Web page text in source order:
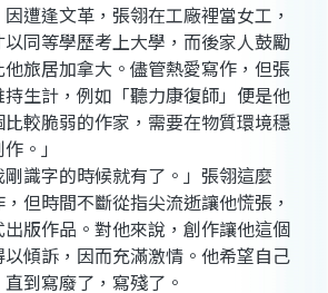
逢文革，張翎在工廠裡當女工，
同等學歷考上大學，而後家人鼓勵
旅居加拿大。儘管熱愛寫作，但張
生計，例如「聽力康復師」便是他
較脆弱的作家，需要在物質環境穩
。」
識字的時候就有了。」張翎這麼
但時間不斷從指尖流逝讓他慌張，
版作品。對他來說，創作讓他這個
傾訴，因而充滿激情。他希望自己
到寫廢了，寫殘了。